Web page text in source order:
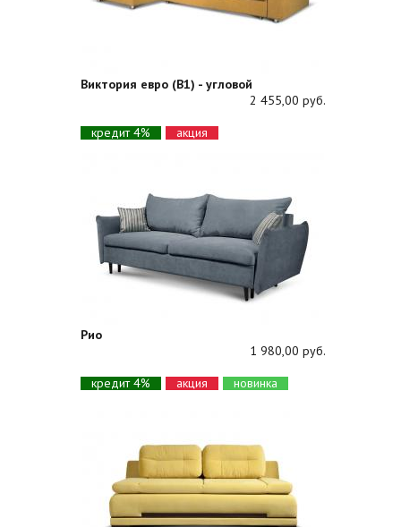
Виктория евро (В1) - угловой
2 455,00 руб.
кредит 4%
акция
Рио
1 980,00 руб.
кредит 4%
акция новинка